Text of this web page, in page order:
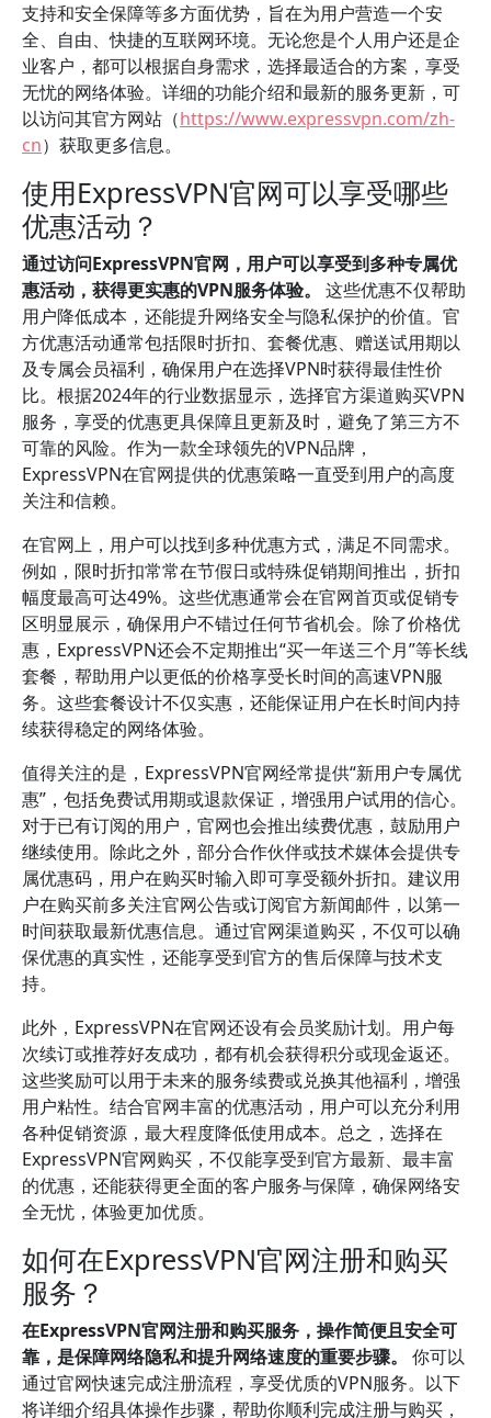
支持和安全保障等多方面优势，旨在为用户营造一个安
全、自由、快捷的互联网环境。无论您是个人用户还是企
业客户，都可以根据自身需求，选择最适合的方案，享受
无忧的网络体验。详细的功能介绍和最新的服务更新，可
以访问其官方网站（https://www.expressvpn.com/zh-
cn）获取更多信息。
使用ExpressVPN官网可以享受哪些
优惠活动？
通过访问ExpressVPN官网，用户可以享受到多种专属优
惠活动，获得更实惠的VPN服务体验。
这些优惠不仅帮助
用户降低成本，还能提升网络安全与隐私保护的价值。官
方优惠活动通常包括限时折扣、套餐优惠、赠送试用期以
及专属会员福利，确保用户在选择VPN时获得最佳性价
比。根据2024年的行业数据显示，选择官方渠道购买VPN
服务，享受的优惠更具保障且更新及时，避免了第三方不
可靠的风险。作为一款全球领先的VPN品牌，
ExpressVPN在官网提供的优惠策略一直受到用户的高度
关注和信赖。
在官网上，用户可以找到多种优惠方式，满足不同需求。
例如，限时折扣常常在节假日或特殊促销期间推出，折扣
幅度最高可达49%。这些优惠通常会在官网首页或促销专
区明显展示，确保用户不错过任何节省机会。除了价格优
惠，ExpressVPN还会不定期推出“买一年送三个月”等长线
套餐，帮助用户以更低的价格享受长时间的高速VPN服
务。这些套餐设计不仅实惠，还能保证用户在长时间内持
续获得稳定的网络体验。
值得关注的是，ExpressVPN官网经常提供“新用户专属优
惠”，包括免费试用期或退款保证，增强用户试用的信心。
对于已有订阅的用户，官网也会推出续费优惠，鼓励用户
继续使用。除此之外，部分合作伙伴或技术媒体会提供专
属优惠码，用户在购买时输入即可享受额外折扣。建议用
户在购买前多关注官网公告或订阅官方新闻邮件，以第一
时间获取最新优惠信息。通过官网渠道购买，不仅可以确
保优惠的真实性，还能享受到官方的售后保障与技术支
持。
此外，ExpressVPN在官网还设有会员奖励计划。用户每
次续订或推荐好友成功，都有机会获得积分或现金返还。
这些奖励可以用于未来的服务续费或兑换其他福利，增强
用户粘性。结合官网丰富的优惠活动，用户可以充分利用
各种促销资源，最大程度降低使用成本。总之，选择在
ExpressVPN官网购买，不仅能享受到官方最新、最丰富
的优惠，还能获得更全面的客户服务与保障，确保网络安
全无忧，体验更加优质。
如何在ExpressVPN官网注册和购买
服务？
在ExpressVPN官网注册和购买服务，操作简便且安全可
靠，是保障网络隐私和提升网络速度的重要步骤。
你可以
通过官网快速完成注册流程，享受优质的VPN服务。以下
将详细介绍具体操作步骤，帮助你顺利完成注册与购买，